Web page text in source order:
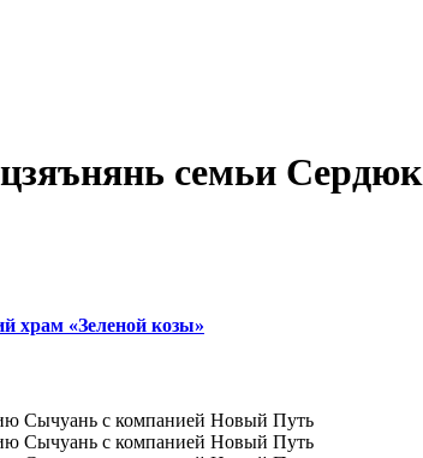
семьи Сердюк
храм «Зеленой козы»